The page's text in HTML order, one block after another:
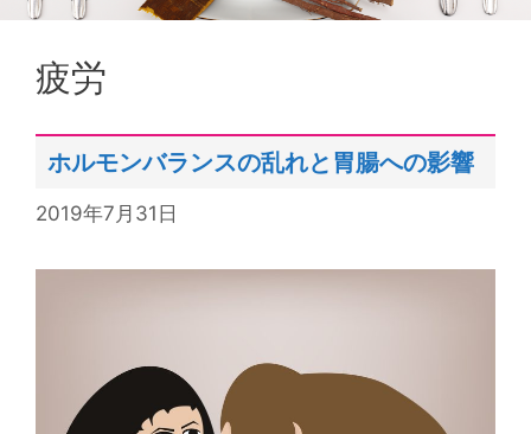
疲労
ホルモンバランスの乱れと胃腸への影響
2019年7月31日